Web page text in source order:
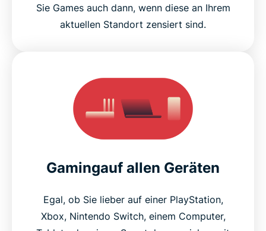
Sie Games auch dann, wenn diese an Ihrem
aktuellen Standort zensiert sind.
Gamingauf allen Geräten
Egal, ob Sie lieber auf einer PlayStation,
Xbox, Nintendo Switch, einem Computer,